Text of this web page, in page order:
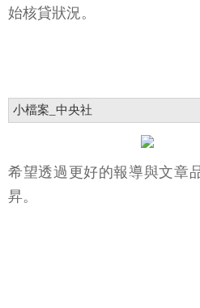
始核貸狀況。
小檔案_中央社
希望透過更好的報導與文章
昇。